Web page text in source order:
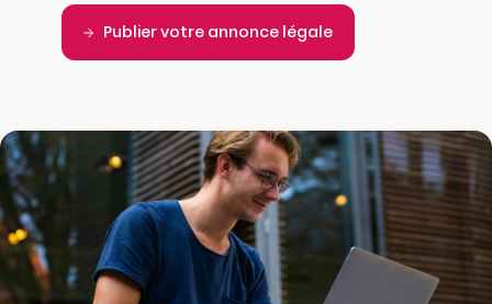
Publier votre annonce légale